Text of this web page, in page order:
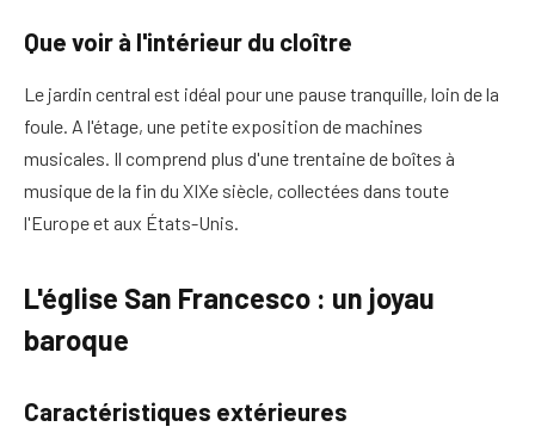
Que voir à l'intérieur du cloître
Le jardin central est idéal pour une pause tranquille, loin de la
foule. A l'étage, une petite exposition de machines
musicales. Il comprend plus d'une trentaine de boîtes à
musique de la fin du XIXe siècle, collectées dans toute
l'Europe et aux États-Unis.
L'église San Francesco : un joyau
baroque
Caractéristiques extérieures